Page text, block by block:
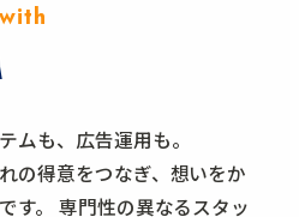
ムも、広告運用も。
の得意をつなぎ、想いをか
す。
専門性の異なるスタッ